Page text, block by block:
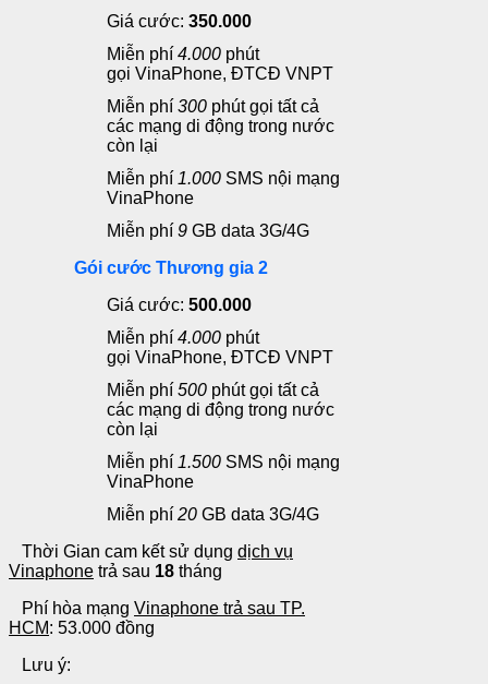
Giá cước: 350.000
Miễn phí 4.000 phút
gọi VinaPhone, ĐTCĐ VNPT
Miễn phí 300 phút gọi tất cả
các mạng di động trong nước
còn lại
Miễn phí 1.000 SMS nội mạng
VinaPhone
Miễn phí 9 GB data 3G/4G
Gói cước Thương gia 2
Giá cước: 500.000
Miễn phí 4.000 phút
gọi VinaPhone, ĐTCĐ VNPT
Miễn phí 500 phút gọi tất cả
các mạng di động trong nước
còn lại
Miễn phí 1.500 SMS nội mạng
VinaPhone
Miễn phí 20 GB data 3G/4G
Thời Gian cam kết sử dụng dịch vụ
Vinaphone trả sau 18 tháng
Phí hòa mạng Vinaphone trả sau TP.
HCM: 53.000 đồng
Lưu ý: